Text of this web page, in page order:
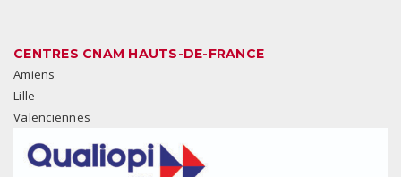
CENTRES CNAM HAUTS-DE-FRANCE
Amiens
Lille
Valenciennes